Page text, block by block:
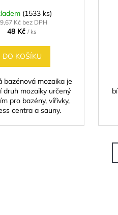
(1533 ks)
Kč bez DPH
48 Kč/ ks
DO KOŠÍKU
bazénová mozaika je
druh mozaiky určený
pro bazény, vířivky,
centra a sauny.